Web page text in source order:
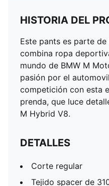
HISTORIA DEL
Este pants es parte
combina ropa
mundo de BMW M
pasión por el
competición con esta
prenda, que luce
M Hybrid V8.
DETALLES
Corte regular
Tejido spacer de